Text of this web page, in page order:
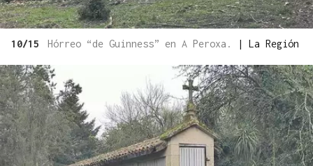
10/15 Hórreo “de Guinness” en A Peroxa. | La Región